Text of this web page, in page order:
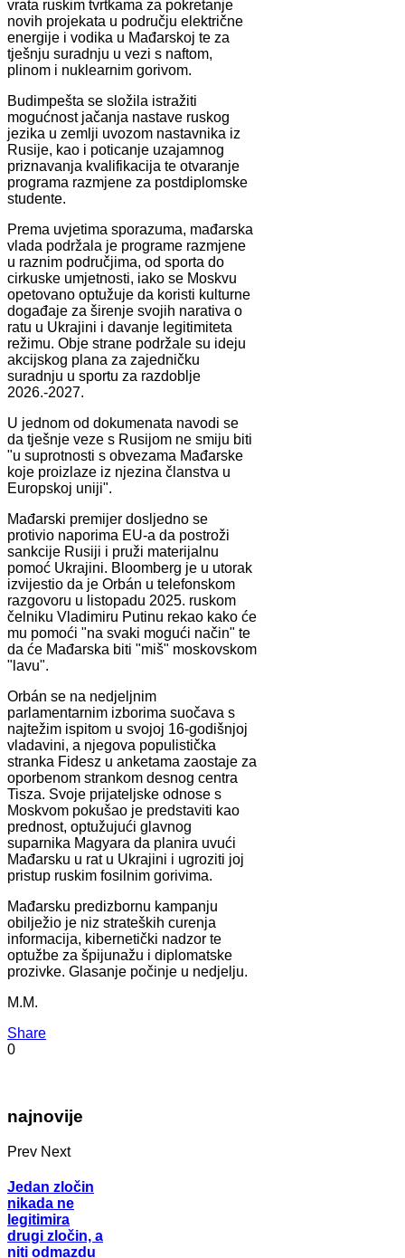
vrata ruskim tvrtkama za pokretanje
novih projekata u području električne
energije i vodika u Mađarskoj te za
tješnju suradnju u vezi s naftom,
plinom i nuklearnim gorivom.
Budimpešta se složila istražiti
mogućnost jačanja nastave ruskog
jezika u zemlji uvozom nastavnika iz
Rusije, kao i poticanje uzajamnog
priznavanja kvalifikacija te otvaranje
programa razmjene za postdiplomske
studente.
Prema uvjetima sporazuma, mađarska
vlada podržala je programe razmjene
u raznim područjima, od sporta do
cirkuske umjetnosti, iako se Moskvu
opetovano optužuje da koristi kulturne
događaje za širenje svojih narativa o
ratu u Ukrajini i davanje legitimiteta
režimu. Obje strane podržale su ideju
akcijskog plana za zajedničku
suradnju u sportu za razdoblje
2026.-2027.
U jednom od dokumenata navodi se
da tješnje veze s Rusijom ne smiju biti
"u suprotnosti s obvezama Mađarske
koje proizlaze iz njezina članstva u
Europskoj uniji".
Mađarski premijer dosljedno se
protivio naporima EU-a da postroži
sankcije Rusiji i pruži materijalnu
pomoć Ukrajini. Bloomberg je u utorak
izvijestio da je Orbán u telefonskom
razgovoru u listopadu 2025. ruskom
čelniku Vladimiru Putinu rekao kako će
mu pomoći "na svaki mogući način" te
da će Mađarska biti "miš" moskovskom
"lavu".
Orbán se na nedjeljnim
parlamentarnim izborima suočava s
najtežim ispitom u svojoj 16-godišnjoj
vladavini, a njegova populistička
stranka Fidesz u anketama zaostaje za
oporbenom strankom desnog centra
Tisza. Svoje prijateljske odnose s
Moskvom pokušao je predstaviti kao
prednost, optužujući glavnog
suparnika Magyara da planira uvući
Mađarsku u rat u Ukrajini i ugroziti joj
pristup ruskim fosilnim gorivima.
Mađarsku predizbornu kampanju
obilježio je niz strateških curenja
informacija, kibernetički nadzor te
optužbe za špijunažu i diplomatske
prozivke. Glasanje počinje u nedjelju.
M.M.
Share
0
najnovije
Prev Next
Jedan zločin
nikada ne
legitimira
drugi zločin, a
niti odmazdu